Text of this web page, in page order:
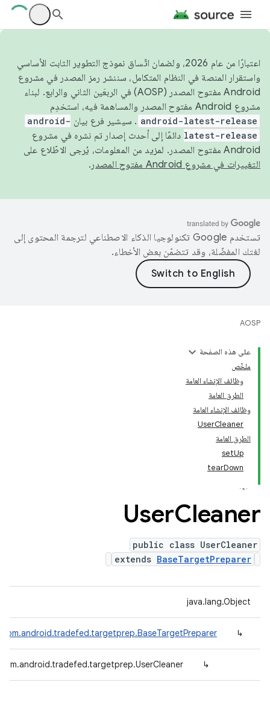
اعتبارًا من عام 2026، ولضمان اتّساق نموذج التطوير الثابت الأساسي
واستقرار المنصة في النظام المتكامل، سننشر رمز المصدر في مشروع
Android مفتوح المصدر (AOSP) في الربعَين الثاني والرابع. لبناء
مشروع Android مفتوح المصدر والمساهمة فيه، استخدِم
android-latest-release . سيشير فرع بيان android-
latest-release دائمًا إلى أحدث إصدار تم نشره في مشروع
Android مفتوح المصدر. لمزيد من المعلومات، يُرجى الاطّلاع على
التغييرات في مشروع Android مفتوح المصدر
.
تستخدم Google تكنولوجيا الذكاء الاصطناعي لترجمة المحتوى إلى
لغتك المفضّلة، وقد تتضمّن بعض الأخطاء.
AOSP
على هذه الصفحة
ملخّص
وظائف الإنشاء العامة
الطرق العامة
وظائف الإنشاء العامة
UserCleaner
الطرق العامة
setUp
tearDown
UserCleaner
public class UserCleaner
extends BaseTargetPreparer
java.lang.Object
↳
com.android.tradefed.targetprep.BaseTargetPreparer
↳
com.android.tradefed.targetprep.UserCleaner